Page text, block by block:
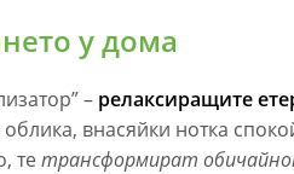
у дома
– релаксиращите
внасяйки нотка
тетрансформират